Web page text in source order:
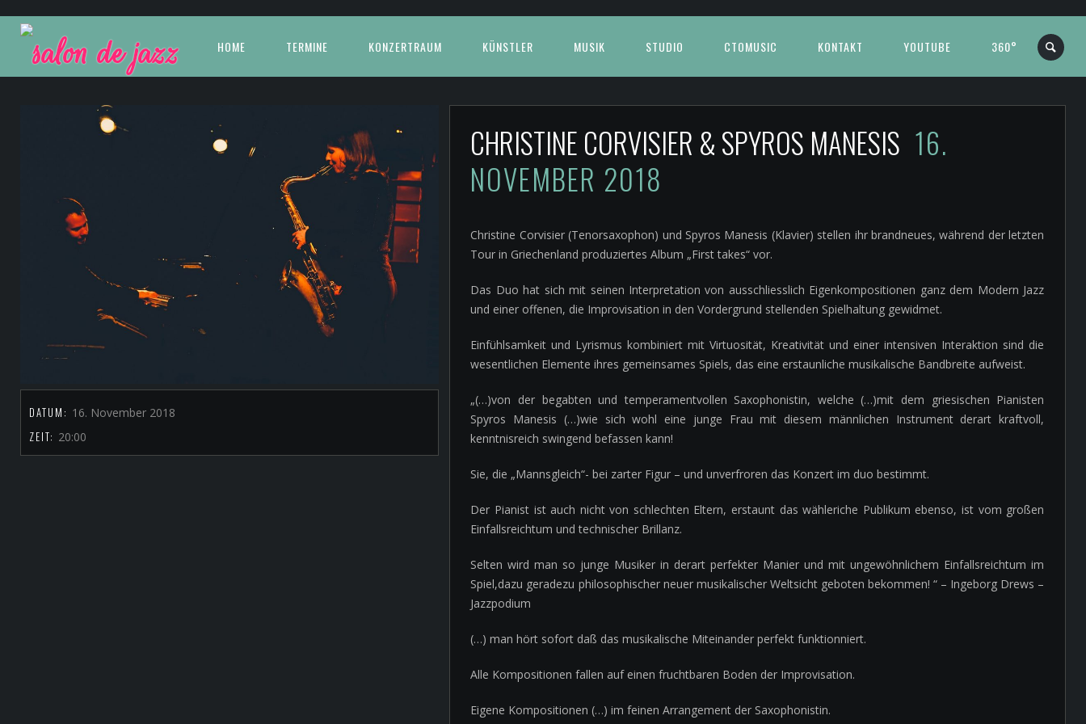
HOME TERMINE KONZERTRAUM KÜNSTLER MUSIK STUDIO CTOMUSIC KONTAKT YOUTUBE 360°
DATUM: 16. November 2018
ZEIT: 20:00
CHRISTINE CORVISIER & SPYROS MANESIS 16.
NOVEMBER 2018
Christine Corvisier (Tenorsaxophon) und Spyros Manesis (Klavier) stellen ihr brandneues, während der letzten
Tour in Griechenland produziertes Album „First takes“ vor.
Das Duo hat sich mit seinen Interpretation von ausschliesslich Eigenkompositionen ganz dem Modern Jazz
und einer offenen, die Improvisation in den Vordergrund stellenden Spielhaltung gewidmet.
Einfühlsamkeit und Lyrismus kombiniert mit Virtuosität, Kreativität und einer intensiven Interaktion sind die
wesentlichen Elemente ihres gemeinsames Spiels, das eine erstaunliche musikalische Bandbreite aufweist.
„(…)von der begabten und temperamentvollen Saxophonistin, welche (…)mit dem griesischen Pianisten
Spyros Manesis (…)wie sich wohl eine junge Frau mit diesem männlichen Instrument derart kraftvoll,
kenntnisreich swingend befassen kann!
Sie, die „Mannsgleich“- bei zarter Figur – und unverfroren das Konzert im duo bestimmt.
Der Pianist ist auch nicht von schlechten Eltern, erstaunt das wähleriche Publikum ebenso, ist vom großen
Einfallsreichtum und technischer Brillanz.
Selten wird man so junge Musiker in derart perfekter Manier und mit ungewöhnlichem Einfallsreichtum im
Spiel,dazu geradezu philosophischer neuer musikalischer Weltsicht geboten bekommen! “ – Ingeborg Drews –
Jazzpodium
(…) man hört sofort daß das musikalische Miteinander perfekt funktionniert.
Alle Kompositionen fallen auf einen fruchtbaren Boden der Improvisation.
Eigene Kompositionen (…) im feinen Arrangement der Saxophonistin.